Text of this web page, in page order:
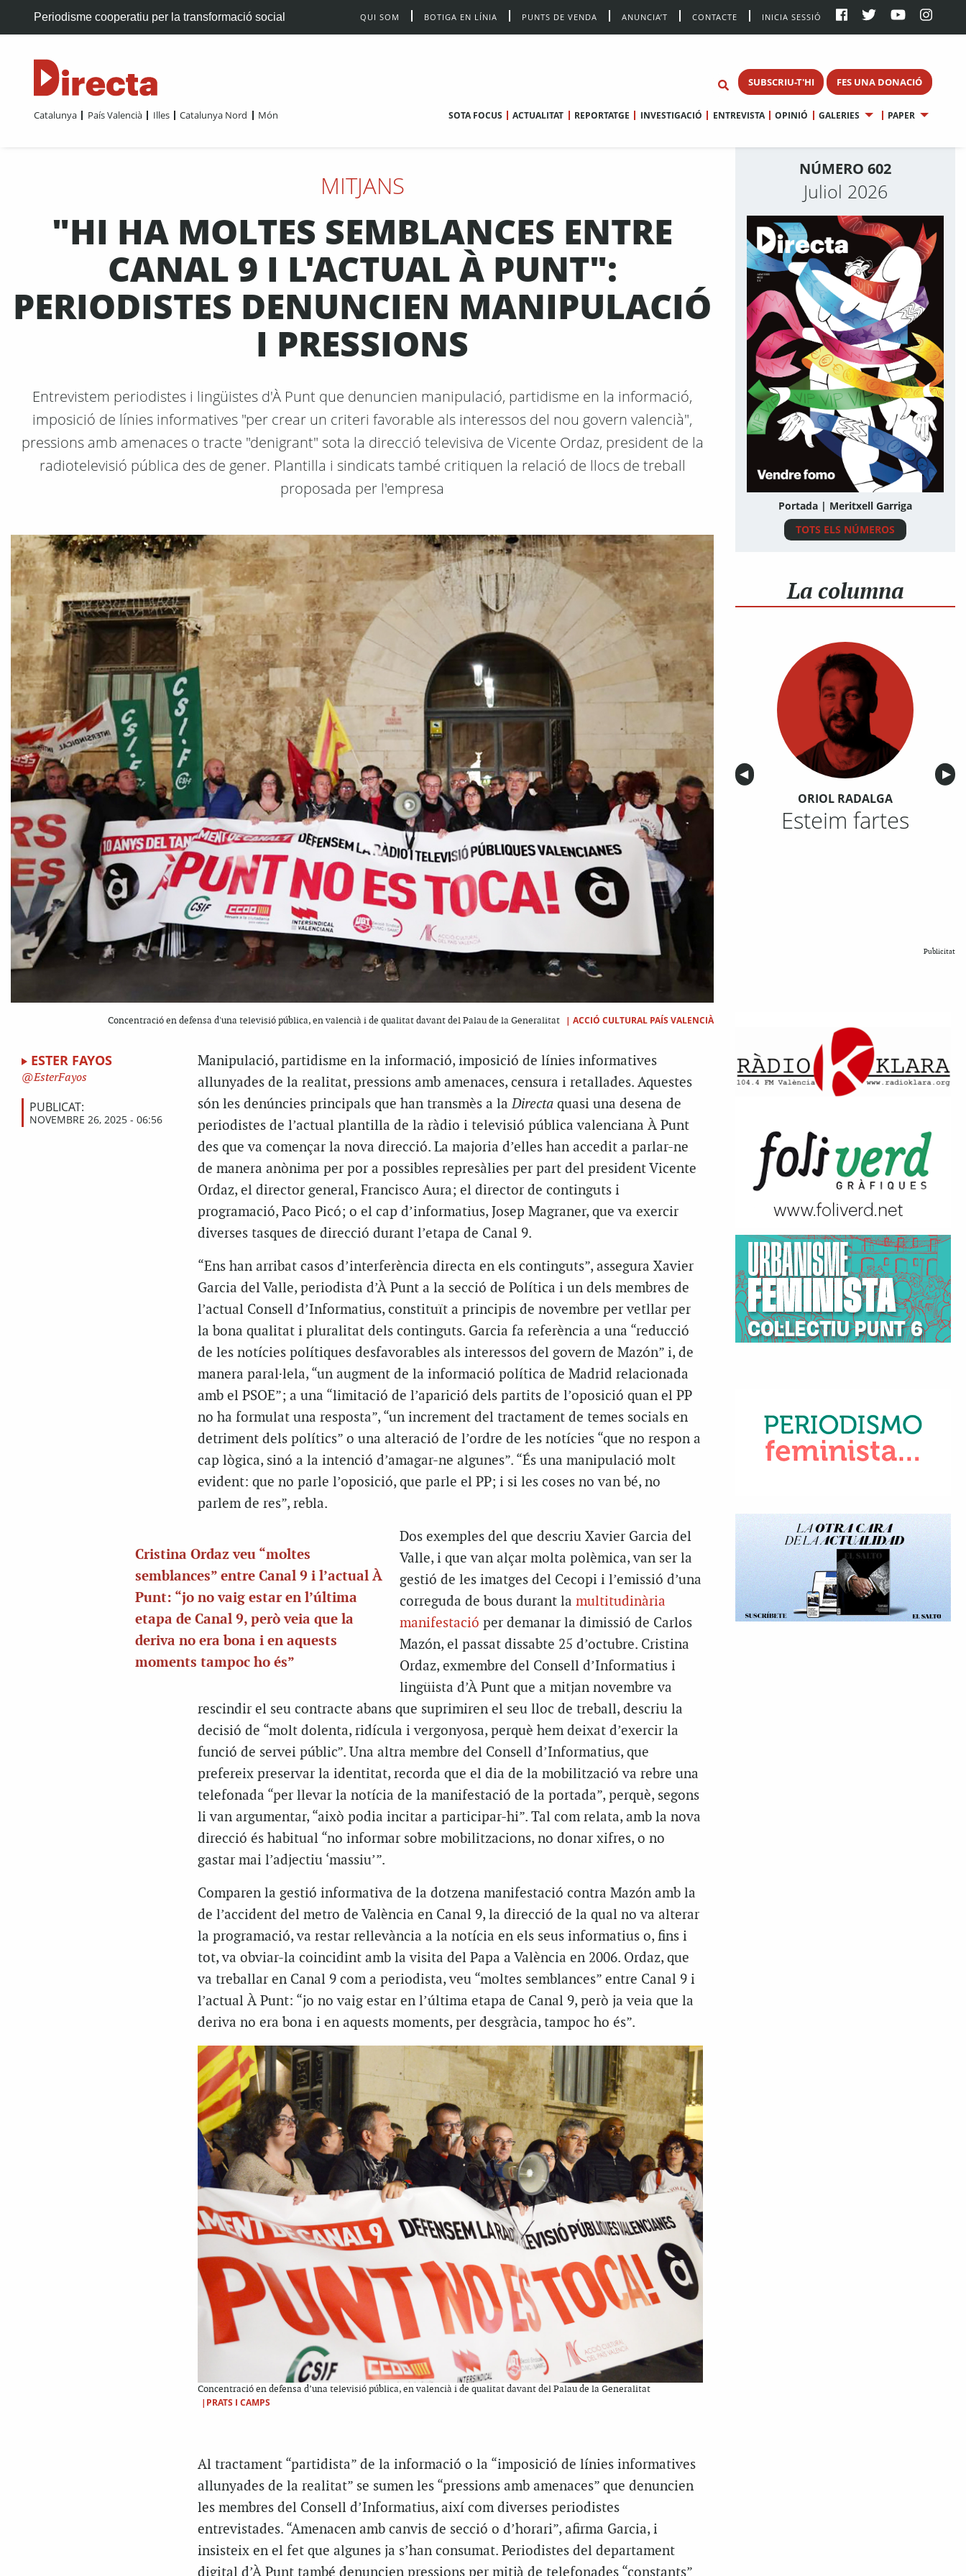
Periodisme cooperatiu per la transformació social QUI SOM BOTIGA EN LÍNIA PUNTS DE VENDA ANUNCIA’T CONTACTE INICIA SESSIÓ
SUBSCRIU-T'HI FES UNA DONACIÓ
Catalunya País Valencià Illes Catalunya Nord Món SOTA FOCUS ACTUALITAT REPORTATGE INVESTIGACIÓ ENTREVISTA OPINIÓ GALERIES PAPER
MITJANS
"HI HA MOLTES SEMBLANCES ENTRE
CANAL 9 I L'ACTUAL À PUNT":
PERIODISTES DENUNCIEN MANIPULACIÓ
I PRESSIONS
Entrevistem periodistes i lingüistes d'À Punt que denuncien manipulació, partidisme en la informació,
imposició de línies informatives "per crear un criteri favorable als interessos del nou govern valencià",
pressions amb amenaces o tracte "denigrant" sota la direcció televisiva de Vicente Ordaz, president de la
radiotelevisió pública des de gener. Plantilla i sindicats també critiquen la relació de llocs de treball
proposada per l'empresa
Concentració en defensa d'una televisió pública, en valencià i de qualitat davant del Palau de la Generalitat | ACCIÓ CULTURAL PAÍS VALENCIÀ
ESTER FAYOS
EsterFayos
PUBLICAT:
NOVEMBRE 26, 2025 - 06:56
Manipulació, partidisme en la informació, imposició de línies informatives
allunyades de la realitat, pressions amb amenaces, censura i retallades. Aquestes
són les denúncies principals que han transmès a laDirectaquasi una desena de
periodistes de l’actual plantilla de la ràdio i televisió pública valenciana À Punt
des que va començar la nova direcció. La majoria d’elles han accedit a parlar-ne
de manera anònima per por a possibles represàlies per part del president Vicente
Ordaz, el director general, Francisco Aura; el director de continguts i
programació, Paco Picó; o el cap d’informatius, Josep Magraner, que va exercir
diverses tasques de direcció durant l’etapa de Canal 9.
“Ens han arribat casos d’interferència directa en els continguts”, assegura Xavier
Garcia del Valle, periodista d’À Punt a la secció de Política i un dels membres de
l’actual Consell d’Informatius, constituït a principis de novembre per vetllar per
la bona qualitat i pluralitat dels continguts. Garcia fa referència a una “reducció
de les notícies polítiques desfavorables als interessos del govern de Mazón” i, de
manera paral·lela, “un augment de la informació política de Madrid relacionada
amb el PSOE”; a una “limitació de l’aparició dels partits de l’oposició quan el PP
no ha formulat una resposta”, “un increment del tractament de temes socials en
detriment dels polítics” o una alteració de l’ordre de les notícies “que no respon a
cap lògica, sinó a la intenció d’amagar-ne algunes”. “És una manipulació molt
evident: que no parle l’oposició, que parle el PP; i si les coses no van bé, no
parlem de res”, rebla.
Cristina Ordaz veu “moltes
semblances” entre Canal 9 i l’actual À
Punt: “jo no vaig estar en l’última
etapa de Canal 9, però veia que la
deriva no era bona i en aquests
moments tampoc ho és”
Dos exemples del que descriu Xavier Garcia del
Valle, i que van alçar molta polèmica, van ser la
gestió de les imatges del Cecopi i l’emissió d’una
correguda de bous durant la multitudinària
manifestació per demanar la dimissió de Carlos
Mazón, el passat dissabte 25 d’octubre. Cristina
Ordaz, exmembre del Consell d’Informatius i
lingüista d’À Punt que a mitjan novembre va
rescindir el seu contracte abans que suprimiren el seu lloc de treball, descriu la
decisió de “molt dolenta, ridícula i vergonyosa, perquè hem deixat d’exercir la
funció de servei públic”. Una altra membre del Consell d’Informatius, que
prefereix preservar la identitat, recorda que el dia de la mobilització va rebre una
telefonada “per llevar la notícia de la manifestació de la portada”, perquè, segons
li van argumentar, “això podia incitar a participar-hi”. Tal com relata, amb la nova
direcció és habitual “no informar sobre mobilitzacions, no donar xifres, o no
gastar mai l’adjectiu ‘massiu’”.
Comparen la gestió informativa de la dotzena manifestació contra Mazón amb la
de l’accident del metro de València en Canal 9, la direcció de la qual no va alterar
la programació, va restar rellevància a la notícia en els seus informatius o, fins i
tot, va obviar-la coincidint amb la visita del Papa a València en 2006. Ordaz, que
va treballar en Canal 9 com a periodista, veu “moltes semblances” entre Canal 9 i
l’actual À Punt: “jo no vaig estar en l’última etapa de Canal 9, però ja veia que la
deriva no era bona i en aquests moments, per desgràcia, tampoc ho és”.
Concentració en defensa d’una televisió pública, en valencià i de qualitat davant del Palau de la Generalitat
|PRATS I CAMPS
Al tractament “partidista” de la informació o la “imposició de línies informatives
allunyades de la realitat” se sumen les “pressions amb amenaces” que denuncien
les membres del Consell d’Informatius, així com diverses periodistes
entrevistades. “Amenacen amb canvis de secció o d’horari”, afirma Garcia, i
insisteix en el fet que algunes ja s’han consumat. Periodistes del departament
NÚMERO 602
Juliol 2026
Portada | Meritxell Garriga
TOTS ELS NÚMEROS
La columna
Anterior
◀︎ ▶︎
ORIOL RADALGA
Esteim fartes
Publicitat